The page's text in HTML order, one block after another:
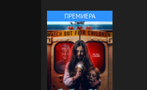
ПРЕМИЕРА